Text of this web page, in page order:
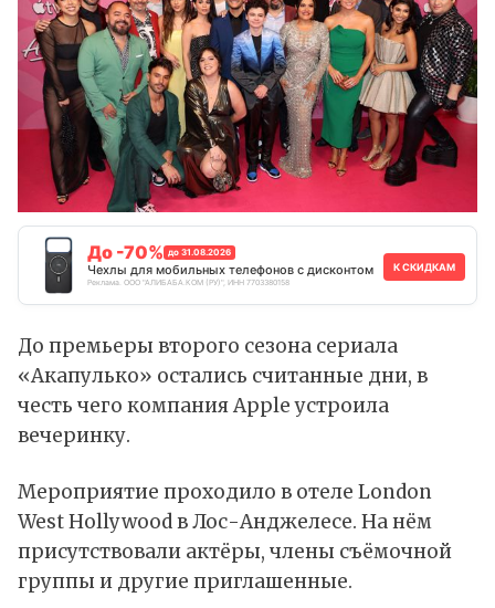
До -70% до 31.08.2026
Чехлы для мобильных телефонов с дисконтом
Реклама. ООО "АЛИБАБА.КОМ (РУ)", ИНН 7703380158
К СКИДКАМ
До премьеры второго сезона сериала
«Акапулько» остались считанные дни, в
честь чего компания Apple устроила
вечеринку.
Мероприятие проходило в отеле London
West Hollywood в Лос-Анджелесе. На нём
присутствовали актёры, члены съёмочной
группы и другие приглашенные.